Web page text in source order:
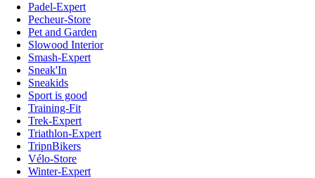
Padel-Expert
Pecheur-Store
Pet and Garden
Slowood Interior
Smash-Expert
Sneak'In
Sneakids
Sport is good
Training-Fit
Trek-Expert
Triathlon-Expert
TripnBikers
Vélo-Store
Winter-Expert